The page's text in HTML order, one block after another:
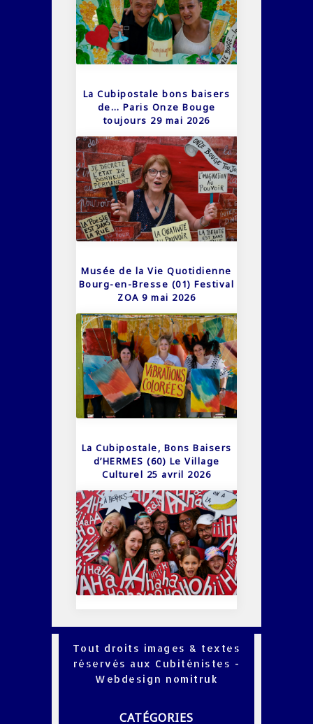
La Cubipostale bons baisers
de… Paris Onze Bouge
toujours 29 mai 2026
Musée de la Vie Quotidienne
Bourg-en-Bresse (01) Festival
ZOA 9 mai 2026
La Cubipostale, Bons Baisers
d’HERMES (60) Le Village
Culturel 25 avril 2026
Tout droits images & textes
réservés aux Cubiténistes -
Webdesign nomitruk
CATÉGORIES